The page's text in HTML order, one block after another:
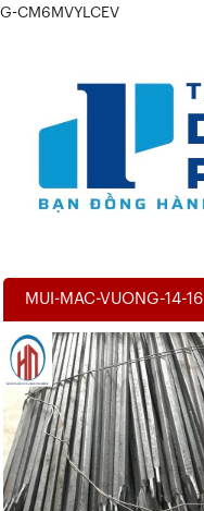
G-CM6MVYLCEV
MUI-MAC-VUONG-14-16